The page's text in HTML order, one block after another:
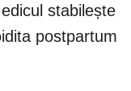
stabilește
postpartum